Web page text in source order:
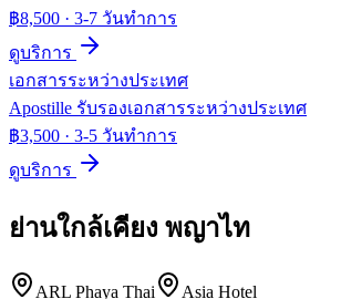
฿8,500 · 3-7 วันทำการ
ดูบริการ
เอกสารระหว่างประเทศ
Apostille รับรองเอกสารระหว่างประเทศ
฿3,500 · 3-5 วันทำการ
ดูบริการ
ย่านใกล้เคียง พญาไท
ARL Phaya Thai Asia Hotel